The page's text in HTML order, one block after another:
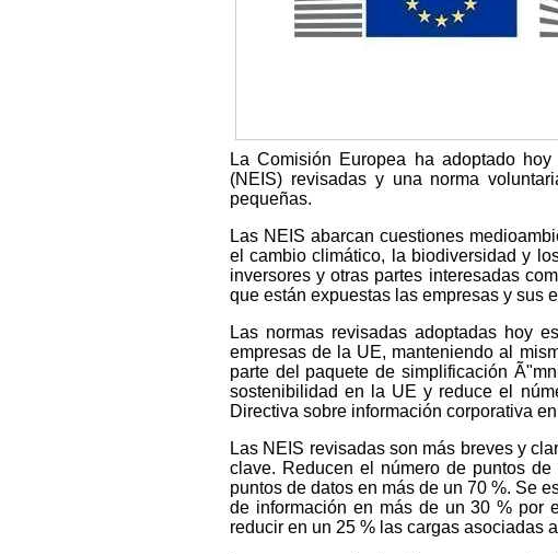
La Comisión Europea ha adoptado
(NEIS) revisadas y una norma
pequeñas.
Las NEIS abarcan cuestiones
el cambio climático, la biodiversidad y
inversores y otras partes interesadas
que están expuestas las empresas y sus
Las normas revisadas adoptadas hoy
empresas de la UE, manteniendo al
parte del paquete de simplificación
sostenibilidad en la UE y reduce el
Directiva sobre información corporativa
Las NEIS revisadas son más breves y
clave. Reducen el número de puntos
puntos de datos en más de un 70 %. Se
de información en más de un 30 % por
reducir en un 25 % las cargas asociadas